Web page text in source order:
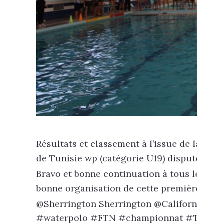
Résultats et classement à l’issue
de Tunisie wp (catégorie U19)
Bravo et bonne continuation à tous
bonne organisation de cette
@Sherrington Sherrington
#waterpolo #FTN #championnat